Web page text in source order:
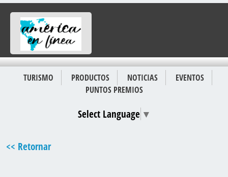
TURISMO PRODUCTOS NOTICIAS
EVENTOS
PUNTOS PREMIOS
Select Language ▼
<< Retornar